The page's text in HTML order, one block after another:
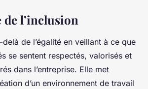
l’inclusion
delà de l’égalité en veillant à ce que
se sentent respectés, valorisés et
dans l’entreprise. Elle met
d’un environnement de travail